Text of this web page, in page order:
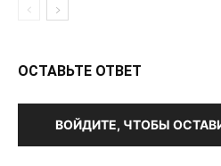
ОСТАВЬТЕ ОТВЕТ
ВОЙДИТЕ, ЧТОБЫ